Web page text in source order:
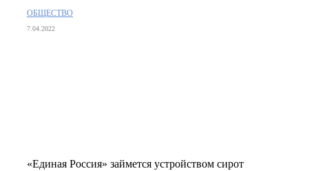
ОБЩЕСТВО
7.04.2022
«Единая Россия» займется устройством сирот